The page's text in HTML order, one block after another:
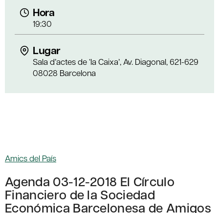
Hora
19:30
Lugar
Sala d’actes de ‘la Caixa’, Av. Diagonal, 621-629
08028 Barcelona
Amics del País
Agenda 03-12-2018 El Círculo
Financiero de la Sociedad
Económica Barcelonesa de Amigos